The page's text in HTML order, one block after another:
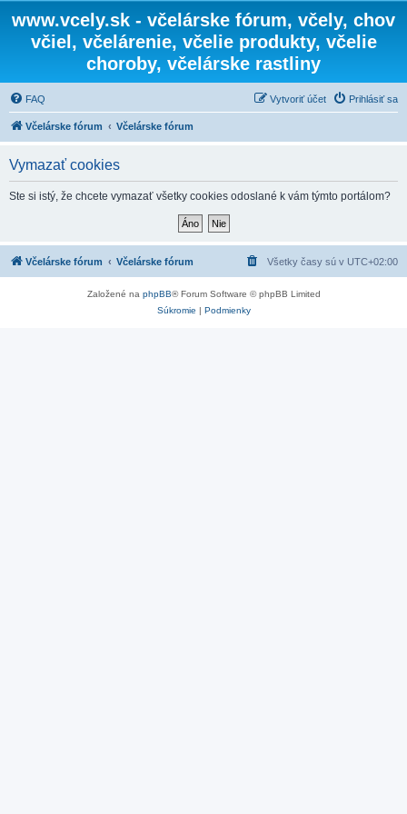
www.vcely.sk - včelárske fórum, včely, chov
včiel, včelárenie, včelie produkty, včelie
choroby, včelárske rastliny
FAQ Prihlásiť sa
Vytvoriť účet
Včelárske fórum Včelárske fórum
Vymazať cookies
Ste si istý, že chcete vymazať všetky cookies odoslané k vám týmto portálom?
Včelárske fórum Včelárske fórum Všetky časy sú v UTC+02:00
Založené na phpBB® Forum Software © phpBB Limited
Súkromie | Podmienky